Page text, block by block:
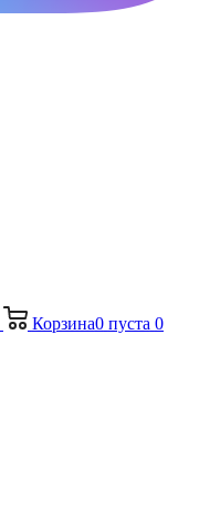
Корзина0 пуста 0